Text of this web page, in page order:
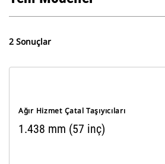
2 Sonuçlar
Ağır Hizmet Çatal Taşıyıcıları
1.438 mm (57 inç)